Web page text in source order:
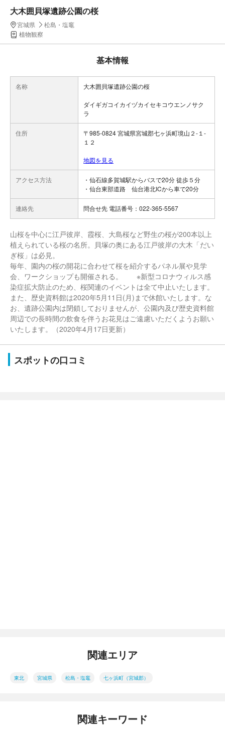
大木囲貝塚遺跡公園の桜
宮城県
松島・塩竈
植物観察
基本情報
名称 大木囲貝塚遺跡公園の桜
ダイギガコイカイヅカイセキコウエンノサク
ラ
住所
〒985-0824 宮城県宮城郡七ヶ浜町境山２-１-
１２
地図を見る
アクセス方法
・仙石線多賀城駅からバスで20分 徒歩５分
・仙台東部道路 仙台港北ICから車で20分
連絡先 問合せ先 電話番号：022-365-5567
山桜を中心に江戸彼岸、霞桜、大島桜など野生の桜が200本以上
植えられている桜の名所。貝塚の奥にある江戸彼岸の大木「だい
ぎ桜」は必見。
毎年、園内の桜の開花に合わせて桜を紹介するパネル展や見学
会、ワークショップも開催される。 ※新型コロナウィルス感
染症拡大防止のため、桜関連のイベントは全て中止いたします。
また、歴史資料館は2020年5月11日(月)まで休館いたします。な
お、遺跡公園内は閉鎖しておりませんが、公園内及び歴史資料館
周辺での長時間の飲食を伴うお花見はご遠慮いただくようお願い
いたします。（2020年4月17日更新）
スポットの口コミ
関連エリア
東北 宮城県 松島・塩竈 七ヶ浜町（宮城郡）
関連キーワード